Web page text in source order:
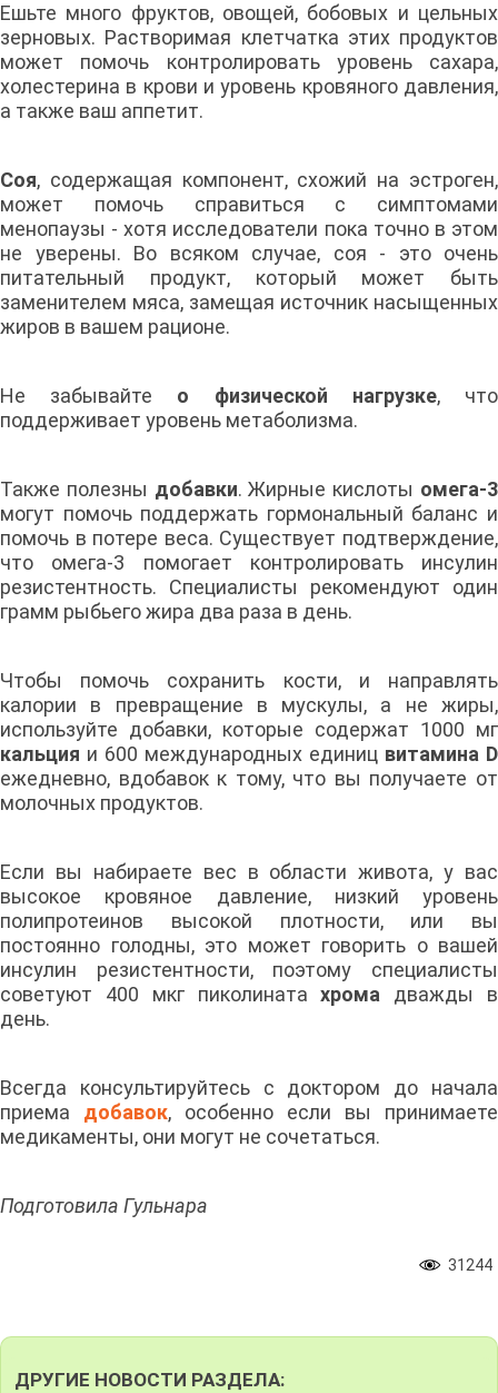
Ешьте много фруктов, овощей, бобовых и цельных
зерновых. Растворимая клетчатка этих продуктов
может помочь контролировать уровень сахара,
холестерина в крови и уровень кровяного давления,
а также ваш аппетит.
Соя, содержащая компонент, схожий на эстроген,
может помочь справиться с симптомами
менопаузы - хотя исследователи пока точно в этом
не уверены. Во всяком случае, соя - это очень
питательный продукт, который может быть
заменителем мяса, замещая источник насыщенных
жиров в вашем рационе.
Не забывайте о физической нагрузке, что
поддерживает уровень метаболизма.
Также полезны добавки. Жирные кислоты омега-3
могут помочь поддержать гормональный баланс и
помочь в потере веса. Существует подтверждение,
что омега-3 помогает контролировать инсулин
резистентность. Специалисты рекомендуют один
грамм рыбьего жира два раза в день.
Чтобы помочь сохранить кости, и направлять
калории в превращение в мускулы, а не жиры,
используйте добавки, которые содержат 1000 мг
кальция и 600 международных единиц витамина D
ежедневно, вдобавок к тому, что вы получаете от
молочных продуктов.
Если вы набираете вес в области живота, у вас
высокое кровяное давление, низкий уровень
полипротеинов высокой плотности, или вы
постоянно голодны, это может говорить о вашей
инсулин резистентности, поэтому специалисты
советуют 400 мкг пиколинатахрома дважды в
день.
Всегда консультируйтесь с доктором до начала
приема добавок, особенно если вы принимаете
медикаменты, они могут не сочетаться.
Подготовила Гульнара
31244
ДРУГИЕ НОВОСТИ РАЗДЕЛА: